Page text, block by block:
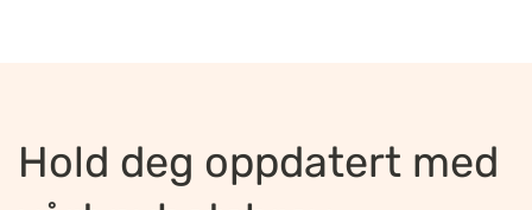
Hold deg oppdatert med